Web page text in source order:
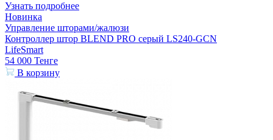
Узнать подробнее
Новинка
Управление шторами/жалюзи
Контроллер штор BLEND PRO серый LS240-GCN
LifeSmart
54 000 Тенге
В корзину